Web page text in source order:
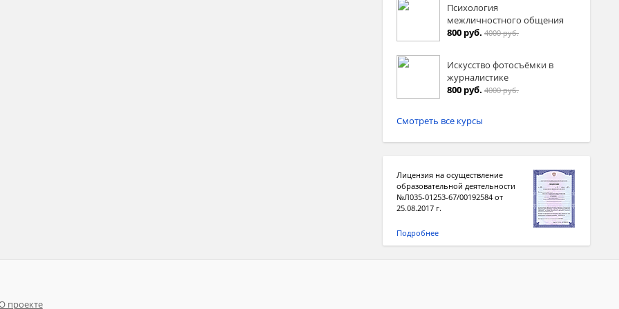
Психология
межличностного общения
800 руб. 4000 руб.
Искусство фотосъёмки в
журналистике
800 руб. 4000 руб.
Смотреть все курсы
Лицензия на осуществление
образовательной деятельности
№Л035-01253-67/00192584 от
25.08.2017 г.
Подробнее
проекте